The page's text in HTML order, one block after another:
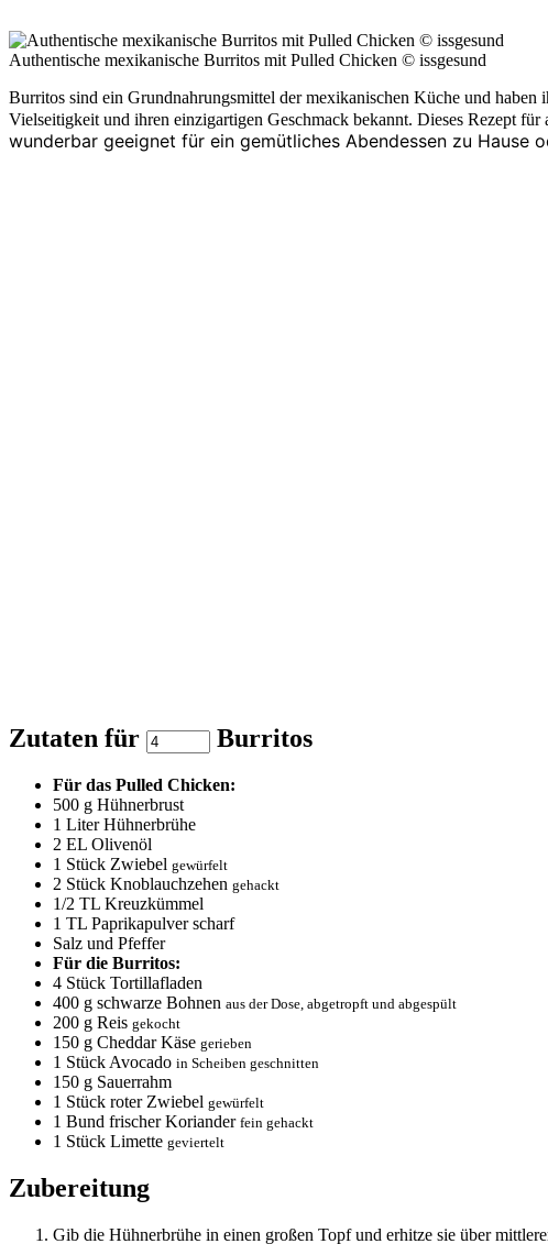
Authentische mexikanische Burritos mit Pulled Chicken © issgesund
Burritos sind ein Grundnahrungsmittel der mexikanischen Küche und
Vielseitigkeit und ihren einzigartigen Geschmack bekannt. Dieses Rezept
wunderbar geeignet für ein gemütliches Abendessen zu Hause
Zutaten für Burritos
Für das Pulled Chicken:
500 g Hühnerbrust
1 Liter Hühnerbrühe
2 EL Olivenöl
1 Stück Zwiebel gewürfelt
2 Stück Knoblauchzehen gehackt
1/2 TL Kreuzkümmel
1 TL Paprikapulver scharf
Salz und Pfeffer
Für die Burritos:
4 Stück Tortillafladen
400 g schwarze Bohnen aus der Dose, abgetropft und abgespült
200 g Reis gekocht
150 g Cheddar Käse gerieben
1 Stück Avocado in Scheiben geschnitten
150 g Sauerrahm
1 Stück roter Zwiebel gewürfelt
1 Bund frischer Koriander fein gehackt
1 Stück Limette geviertelt
Zubereitung
Gib die Hühnerbrühe in einen großen Topf und erhitze sie über